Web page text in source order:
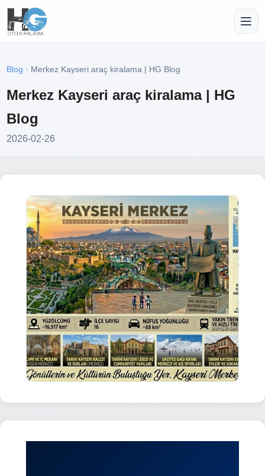
Blog · Merkez Kayseri araç kiralama | HG Blog
Merkez Kayseri araç kiralama | HG
Blog
2026-02-26